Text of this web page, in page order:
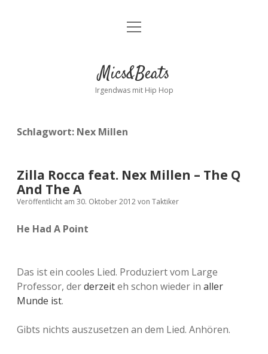
Kontakt
facebookinstagram
bandcamp
spotify
Menü
Mics&Beats
Irgendwas mit Hip Hop
Schlagwort: Nex Millen
Zilla Rocca feat. Nex Millen – The Q
And The A
Veröffentlicht am 30. Oktober 2012von Taktiker
He Had A Point
Das ist ein cooles Lied. Produziert vom Large
Professor, derderzeiteh schon wieder in aller
Munde ist.
Gibts nichts auszusetzen an dem Lied. Anhören.